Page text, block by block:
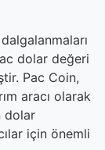
dolar değeri
Pac Coin,
aracı olarak
dolar
için önemli